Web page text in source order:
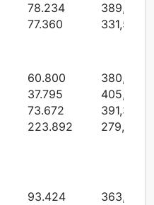
78.234
77.360
389,05826
331,50442
60.800
37.795
73.672
223.892
380,59444
405,06713
391,33793
279,39301
93.424
363,26245